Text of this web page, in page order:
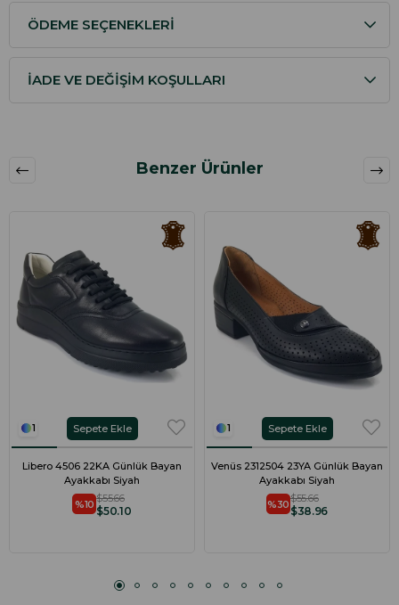
ÖDEME SEÇENEKLERI
İADE VE DEĞIŞIM KOŞULLARI
Benzer Ürünler
1
Libero 4506 22KA Günlük Bayan
Ayakkabı Siyah
%10 $50.10
$55.66
Sepete Ekle 1
Venüs 2312504 23YA Günlük Bayan
Ayakkabı Siyah
%30$38.96
$55.66
Sepete Ekle